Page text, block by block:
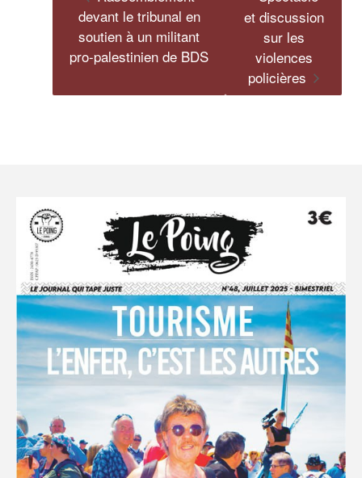
devant le tribunal en
soutien à un militant
pro-palestinien de BDS
et discussion
sur les
violences
policières